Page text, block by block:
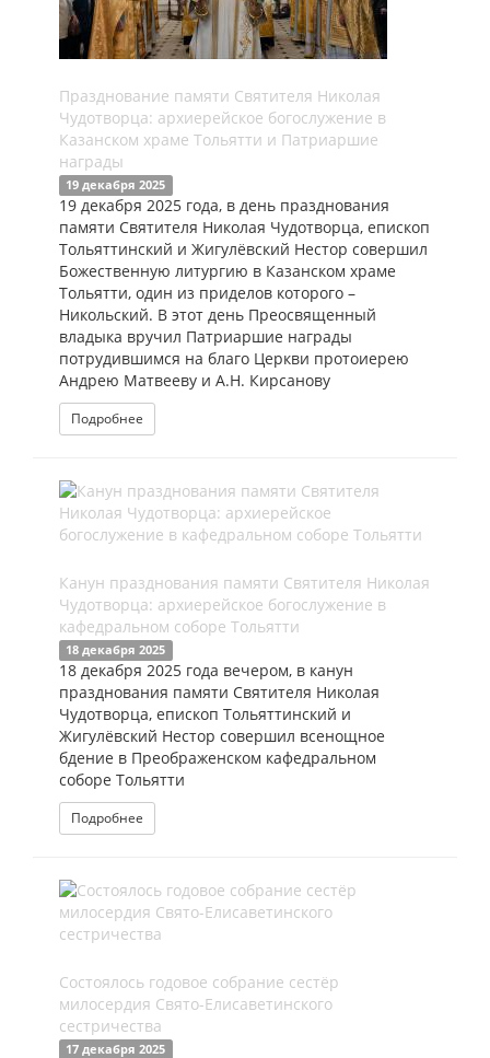
Празднование памяти Святителя Николая
Чудотворца: архиерейское богослужение в
Казанском храме Тольятти и Патриаршие
награды
19 декабря 2025
19 декабря 2025 года, в день празднования
памяти Святителя Николая Чудотворца, епископ
Тольяттинский и Жигулёвский Нестор совершил
Божественную литургию в Казанском храме
Тольятти, один из приделов которого –
Никольский. В этот день Преосвященный
владыка вручил Патриаршие награды
потрудившимся на благо Церкви протоиерею
Андрею Матвееву и А.Н. Кирсанову
Подробнее
Канун празднования памяти Святителя Николая
Чудотворца: архиерейское богослужение в
кафедральном соборе Тольятти
18 декабря 2025
18 декабря 2025 года вечером, в канун
празднования памяти Святителя Николая
Чудотворца, епископ Тольяттинский и
Жигулёвский Нестор совершил всенощное
бдение в Преображенском кафедральном
соборе Тольятти
Подробнее
Состоялось годовое собрание сестёр
милосердия Свято-Елисаветинского
сестричества
17 декабря 2025